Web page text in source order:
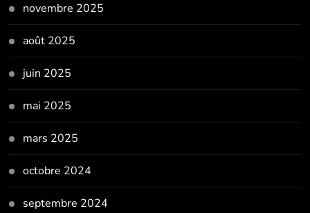
novembre 2025
août 2025
juin 2025
mai 2025
mars 2025
octobre 2024
septembre 2024